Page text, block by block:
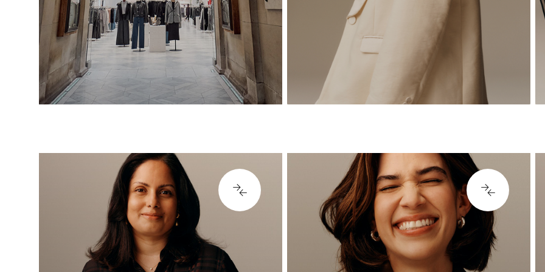
lokalt, til globale funksjoner eller
regioner. Du jobber med å
analysere for å hjelpe…
LASTE INN FLERE
kolleksjoner og våre produkter for
en hel verden av kunder.
LASTE INN FLERE
Customer Service
Gi støtte til våre kunder og sørg
for utmerket service for å sikre
Leasing, Construction,
Facilities & Store
Design